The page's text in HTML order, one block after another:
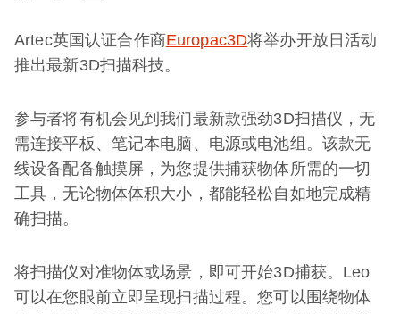
Artec英国认证合作商Europac3D将举办开放日活动
推出最新3D扫描科技。
参与者将有机会见到我们最新款强劲3D扫描仪，无
需连接平板、笔记本电脑、电源或电池组。该款无
线设备配备触摸屏，为您提供捕获物体所需的一切
工具，无论物体体积大小，都能轻松自如地完成精
确扫描。
将扫描仪对准物体或场景，即可开始3D捕获。Leo
可以在您眼前立即呈现扫描过程。您可以围绕物体